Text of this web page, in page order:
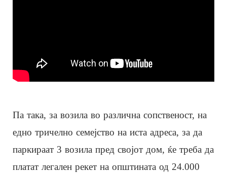
Па така, за возила во различна сопственост, на
едно тричелно семејство на иста адреса, за да
паркираат 3 возила пред својот дом, ќе треба да
платат легален рекет на општината од 24.000